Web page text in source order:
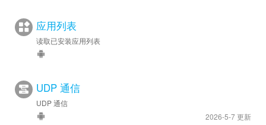
应用列表
读取已安装应用列表
UDP 通信
UDP 通信
2026-5-7 更新